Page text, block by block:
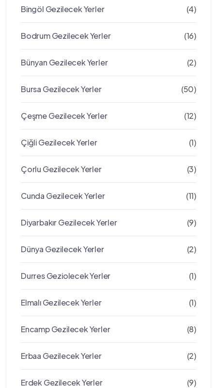
Bingöl Gezilecek Yerler (4)
Bodrum Gezilecek Yerler (16)
Bünyan Gezilecek Yerler (2)
Bursa Gezilecek Yerler (50)
Çeşme Gezilecek Yerler (12)
Çiğli Gezilecek Yerler (1)
Çorlu Gezilecek Yerler (3)
Cunda Gezilecek Yerler (11)
Diyarbakır Gezilecek Yerler (9)
Dünya Gezilecek Yerler (2)
Durres Geziolecek Yerler (1)
Elmalı Gezilecek Yerler (1)
Encamp Gezilecek Yerler (8)
Erbaa Gezilecek Yerler (2)
Erdek Gezilecek Yerler (9)